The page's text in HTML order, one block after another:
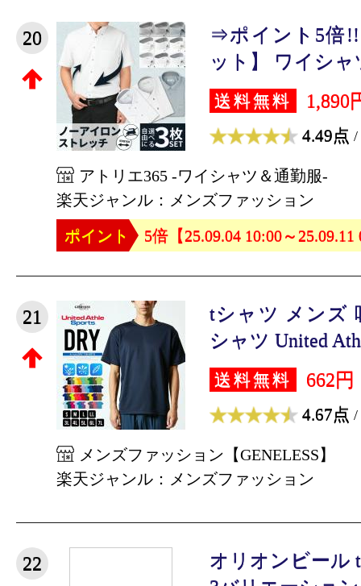
20
⇒ポイント5倍!!
ット】 ワイシャ
送料無料 1,890
4.49点 /
アトリエ365 -ワイシャツ＆通勤服-
楽天ジャンル：メンズファッション
ポイント
5倍【25.09.04 10:00～25.09.11
21
tシャツ メンズ
シャツ United
送料無料 662円
4.67点 /
メンズファッション【GENELESS】
楽天ジャンル：メンズファッション
22
オリオンビール